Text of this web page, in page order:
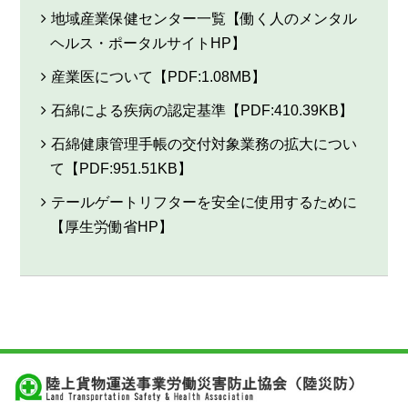
地域産業保健センター一覧【働く人のメンタル
ヘルス・ポータルサイトHP】
産業医について【PDF:1.08MB】
石綿による疾病の認定基準【PDF:410.39KB】
石綿健康管理手帳の交付対象業務の拡大につい
て【PDF:951.51KB】
テールゲートリフターを安全に使用するために
【厚生労働省HP】